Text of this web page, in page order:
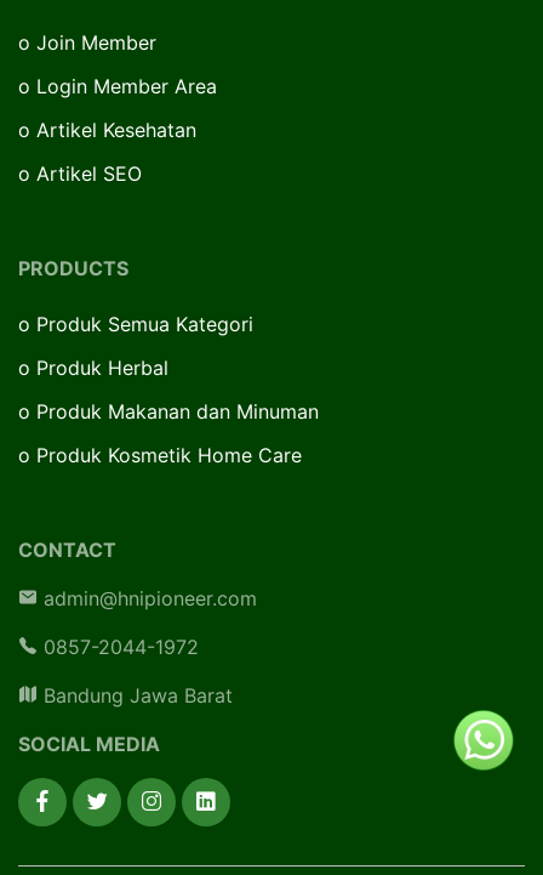
o Join Member
o Login Member Area
o Artikel Kesehatan
o Artikel SEO
PRODUCTS
o Produk Semua Kategori
o Produk Herbal
o Produk Makanan dan Minuman
o Produk Kosmetik Home Care
CONTACT
admin@hnipioneer.com
0857-2044-1972
Bandung Jawa Barat
SOCIAL MEDIA